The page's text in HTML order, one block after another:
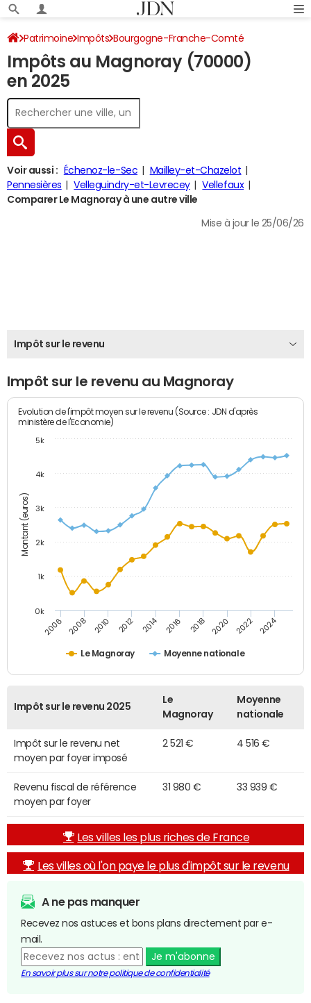
Patrimoine Impôts Bourgogne-Franche-Comté
Haute-Saône Le Magnoray Impôt sur le revenu
Impôts au Magnoray (70000)
en 2025
Voir aussi : Échenoz-le-Sec
Mailley-et-Chazelot
Pennesières
Velleguindry-et-Levrecey
Vellefaux
Comparer Le Magnoray à une autre ville
Mise à jour le 25/06/26
Impôt sur le revenu
Impôt sur le revenu au Magnoray
Montant (euros)
Evolution de l'impôt moyen sur le revenu (Source : JDN d'après
ministère de l'Economie)
Le Magnoray Moyenne nationale
2006 2008 2010 2012 2014 2016 2018 2020 2022 2024
0k
1k
2k
3k
4k
5k
Impôt sur le revenu 2025
Le
Magnoray
Moyenne
nationale
Impôt sur le revenu net
moyen par foyer imposé
2 521 € 4 516 €
Revenu fiscal de référence
moyen par foyer
31 980 € 33 939 €
Les villes les plus riches de France
Les villes où l'on paye le plus d'impôt sur le revenu
A ne pas manquer
Recevez nos astuces et bons plans directement par e-
mail.
Je m'abonne
En savoir plus sur notre politique de confidentialité